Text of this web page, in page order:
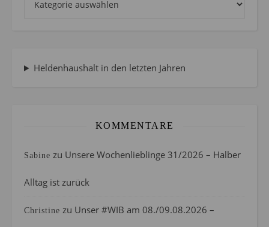
Heldenhaushalt in den letzten Jahren
KOMMENTARE
Sabine zu Unsere Wochenlieblinge 31/2026 – Halber
Alltag ist zurück
Christine zu Unser #WIB am 08./09.08.2026 –